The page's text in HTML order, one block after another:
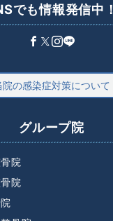
でも情報発信中！
院の感染症対策について
グループ院
院
院